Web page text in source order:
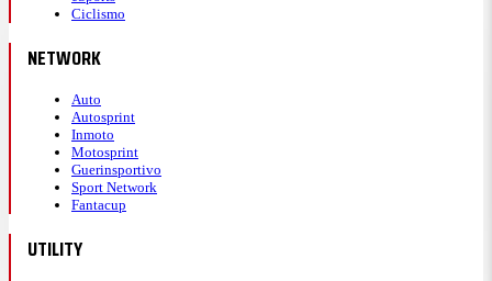
Ciclismo
NETWORK
Auto
Autosprint
Inmoto
Motosprint
Guerinsportivo
Sport Network
Fantacup
UTILITY